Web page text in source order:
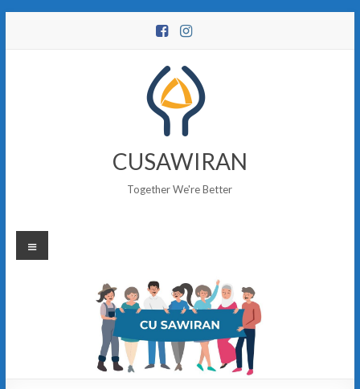
CUSAWIRAN
Together We're Better
Menu